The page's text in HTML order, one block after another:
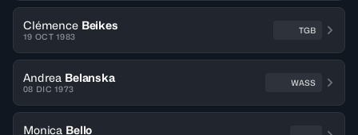
Clémence Beikes
19 OCT 1983
TGB
Andrea Belanska
08 DIC 1973
WASS
Monica Bello